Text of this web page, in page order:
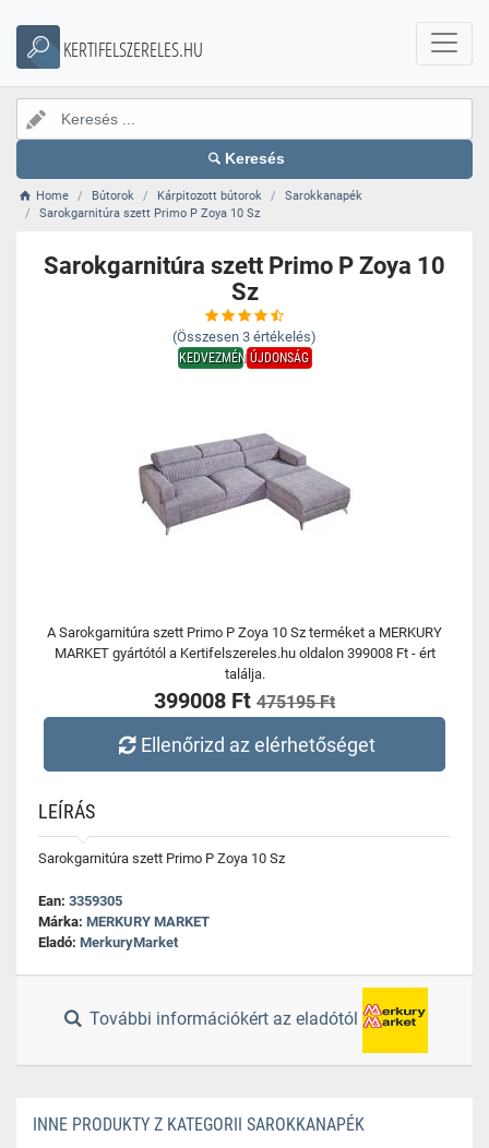
KERTIFELSZERELES.HU
Keresés
Home Bútorok Kárpitozott bútorok
Sarokkanapék
Sarokgarnitúra szett Primo P Zoya 10 Sz
Sarokgarnitúra szett Primo P Zoya 10
Sz
(Összesen 3 értékelés)
KEDVEZMÉNYÚJDONSÁG
A Sarokgarnitúra szett Primo P Zoya 10 Sz terméket a MERKURY
MARKET gyártótól a Kertifelszereles.hu oldalon 399008 Ft - ért
találja.
399008 Ft 475195 Ft
Ellenőrizd az elérhetőséget
LEÍRÁS
Sarokgarnitúra szett Primo P Zoya 10 Sz
Ean: 3359305
Márka: MERKURY MARKET
Eladó: MerkuryMarket
További információkért az eladótól
INNE PRODUKTY Z KATEGORII SAROKKANAPÉK